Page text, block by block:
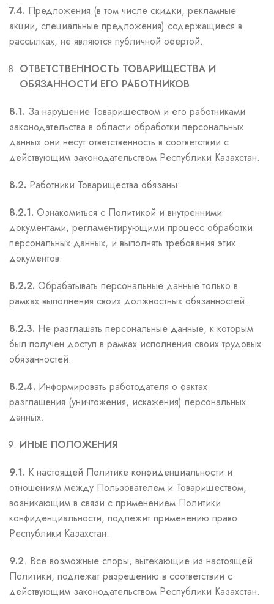
7.4. Предложения (в том числе скидки, рекламные
акции, специальные предложения) содержащиеся в
рассылках, не являются публичной офертой.
ОТВЕТСТВЕННОСТЬ ТОВАРИЩЕСТВА И
ОБЯЗАННОСТИ ЕГО РАБОТНИКОВ
8.1. За нарушение Товариществом и его работниками
законодательства в области обработки персональных
данных они несут ответственность в соответствии с
действующим законодательством Республики Казахстан.
8.2. Работники Товарищества обязаны:
8.2.1. Ознакомиться с Политикой и внутренними
документами, регламентирующими процесс обработки
персональных данных, и выполнять требования этих
документов.
8.2.2. Обрабатывать персональные данные только в
рамках выполнения своих должностных обязанностей.
8.2.3. Не разглашать персональные данные, к которым
был получен доступ в рамках исполнения своих трудовых
обязанностей.
8.2.4. Информировать работодателя о фактах
разглашения (уничтожения, искажения) персональных
данных.
ИНЫЕ ПОЛОЖЕНИЯ
9.1. К настоящей Политике конфиденциальности и
отношениям между Пользователем и Товариществом,
возникающим в связи с применением Политики
конфиденциальности, подлежит применению право
Республики Казахстан.
9.2. Все возможные споры, вытекающие из настоящей
Политики, подлежат разрешению в соответствии с
действующим законодательством Республики Казахстан.